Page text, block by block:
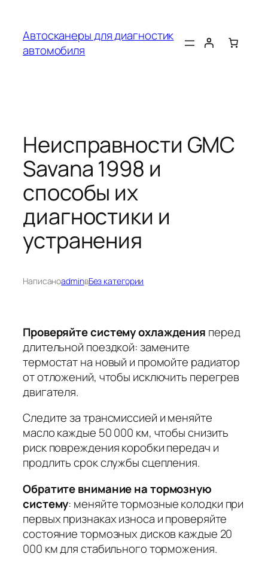
содержимому
Автосканеры для диагностик
автомобиля
Неисправности GMC
Savana 1998 и
способы их
диагностики и
устранения
НаписаноadminвБез категории
Проверяйте систему охлаждения перед
длительной поездкой: замените
термостат на новый и промойте радиатор
от отложений, чтобы исключить перегрев
двигателя.
Следите за трансмиссией и меняйте
масло каждые 50 000 км, чтобы снизить
риск повреждения коробки передач и
продлить срок службы сцепления.
Обратите внимание на тормозную
систему: меняйте тормозные колодки при
первых признаках износа и проверяйте
состояние тормозных дисков каждые 20
000 км для стабильного торможения.